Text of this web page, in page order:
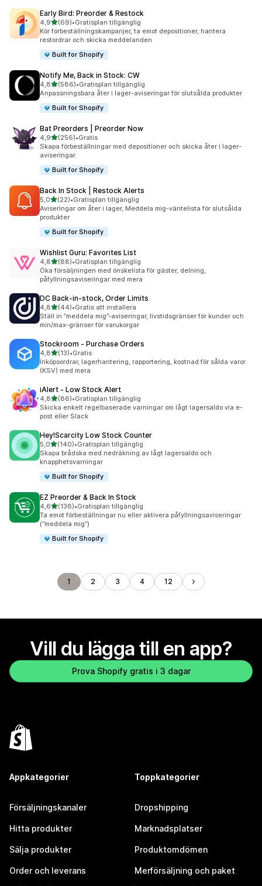
Early Bird: Preorder & Restock
4,9av 5 stjärnor
(69)
69 recensioner totalt
•Gratisplan tillgänglig
Kör förbeställningskampanjer, ta emot depositioner, hantera
restordrar och skicka meddelanden
Built for Shopify
Notify Me, Back in Stock: CW
4,8av 5 stjärnor
(586)
586 recensioner totalt
•Gratisplan tillgänglig
Anpassningsbara åter i lager-aviseringar för slutsålda produkter
Built for Shopify
Bat Preorders | Preorder Now
4,9av 5 stjärnor
(256)
256 recensioner totalt
•Gratis
Skapa förbeställningar med depositioner och skicka åter i lager-
aviseringar.
Built for Shopify
Back In Stock | Restock Alerts
5,0av 5 stjärnor
(22)
22 recensioner totalt
•Gratisplan tillgänglig
Aviseringar om åter i lager, Meddela mig-väntelista för slutsålda
produkter
Built for Shopify
Wishlist Guru: Favorites List
4,8av 5 stjärnor
(88)
88 recensioner totalt
•Gratisplan tillgänglig
Öka försäljningen med önskelista för gäster, delning,
påfyllningsaviseringar med mera
DC Back‑in‑stock, Order Limits
4,8av 5 stjärnor
(44)
44 recensioner totalt
•Gratis att installera
Ställ in ”meddela mig”-aviseringar, livstidsgränser för kunder och
min/max-gränser för varukorgar
Stockroom ‑ Purchase Orders
4,8av 5 stjärnor
(13)
13 recensioner totalt
•Gratis
Inköpsordrar, lagerhantering, rapportering, kostnad för sålda varor
(KSV) med mera
iAlert ‑ Low Stock Alert
4,8av 5 stjärnor
(86)
86 recensioner totalt
•Gratisplan tillgänglig
Skicka enkelt regelbaserade varningar om lågt lagersaldo via e-
post eller Slack
Hey!Scarcity Low Stock Counter
5,0av 5 stjärnor
(140)
140 recensioner totalt
•Gratisplan tillgänglig
Skapa brådska med nedräkning av lågt lagersaldo och
knapphetsvarningar
Built for Shopify
EZ Preorder & Back In Stock
4,6av 5 stjärnor
(136)
136 recensioner totalt
•Gratisplan tillgänglig
Ta emot förbeställningar nu eller aktivera påfyllningsaviseringar
(”meddela mig”)
Built for Shopify
1 2 3 4 12
Vill du lägga till en app?
Prova Shopify gratis i 3 dagar
Appkategorier
Försäljningskanaler
Hitta produkter
Sälja produkter
Order och leverans
Toppkategorier
Dropshipping
Marknadsplatser
Produktomdömen
Merförsäljning och paket